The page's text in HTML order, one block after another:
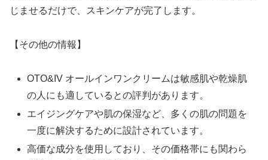
じませるだけで、スキンケアが完了します。
【その他の情報】
OTO&IV オールインワンクリームは敏感肌や乾燥肌
の人にも適しているとの評判があります。
エイジングケアや肌の保湿など、多くの肌の問題を
一度に解決するために設計されています。
高価な成分を使用しており、その価格帯にも関わら